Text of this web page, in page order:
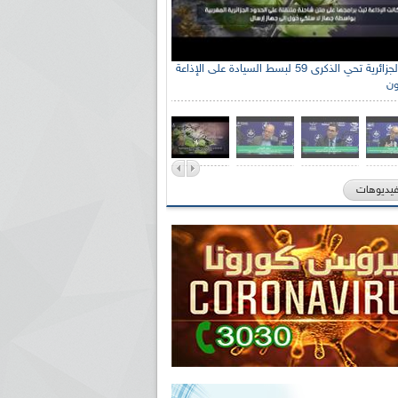
الإذاعة الجزائرية تحي الذكرى 59 لبسط السيادة على الإذاعة